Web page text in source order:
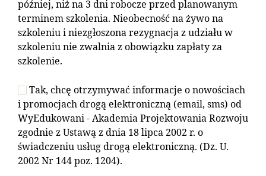
później, niż na 3 dni robocze przed planowanym
terminem szkolenia. Nieobecność na żywo na
szkoleniu i niezgłoszona rezygnacja z udziału w
szkoleniu nie zwalnia z obowiązku zapłaty za
szkolenie.
Tak, chcę otrzymywać informacje o nowościach
i promocjach drogą elektroniczną (email, sms) od
WyEdukowani - Akademia Projektowania Rozwoju
zgodnie z Ustawą z dnia 18 lipca 2002 r. o
świadczeniu usług drogą elektroniczną. (Dz. U.
2002 Nr 144 poz. 1204).